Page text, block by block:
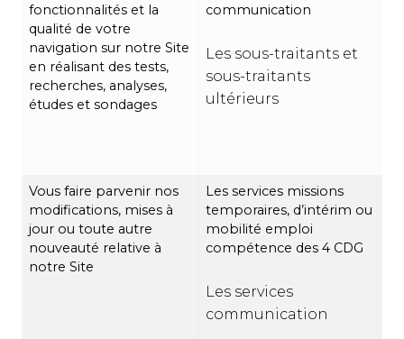
fonctionnalités et la
qualité de votre
navigation sur notre Site
en réalisant des tests,
recherches, analyses,
études et sondages
communication
Les sous-traitants et
sous-traitants
ultérieurs
Vous faire parvenir nos
modifications, mises à
jour ou toute autre
nouveauté relative à
notre Site
Les services missions
temporaires, d’intérim ou
mobilité emploi
compétence des 4 CDG
Les services
communication